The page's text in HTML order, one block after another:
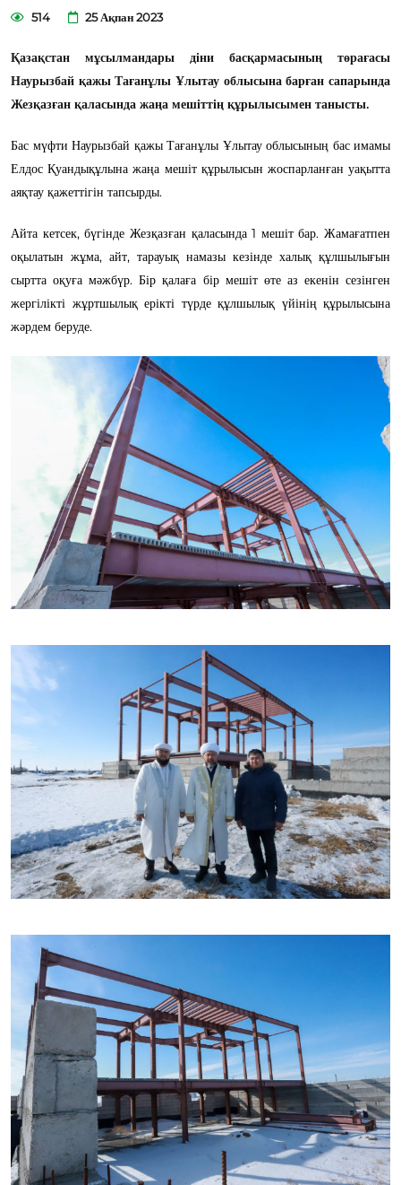
514 25 Ақпан 2023
Қазақстан мұсылмандары діни басқармасының төрағасы
Наурызбай қажы Тағанұлы Ұлытау облысына барған сапарында
Жезқазған қаласында жаңа мешіттің құрылысымен танысты.
Бас мүфти Наурызбай қажы Тағанұлы Ұлытау облысының бас имамы
Елдос Қуандықұлына жаңа мешіт құрылысын жоспарланған уақытта
аяқтау қажеттігін тапсырды.
Айта кетсек, бүгінде Жезқазған қаласында 1 мешіт бар. Жамағатпен
оқылатын жұма, айт, тарауық намазы кезінде халық құлшылығын
сыртта оқуға мәжбүр. Бір қалаға бір мешіт өте аз екенін сезінген
жергілікті жұртшылық ерікті түрде құлшылық үйінің құрылысына
жәрдем беруде.